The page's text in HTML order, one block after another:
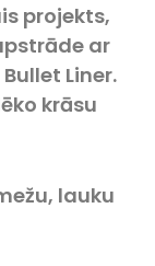
projekts,
ar
Liner.
krāsu
lauku